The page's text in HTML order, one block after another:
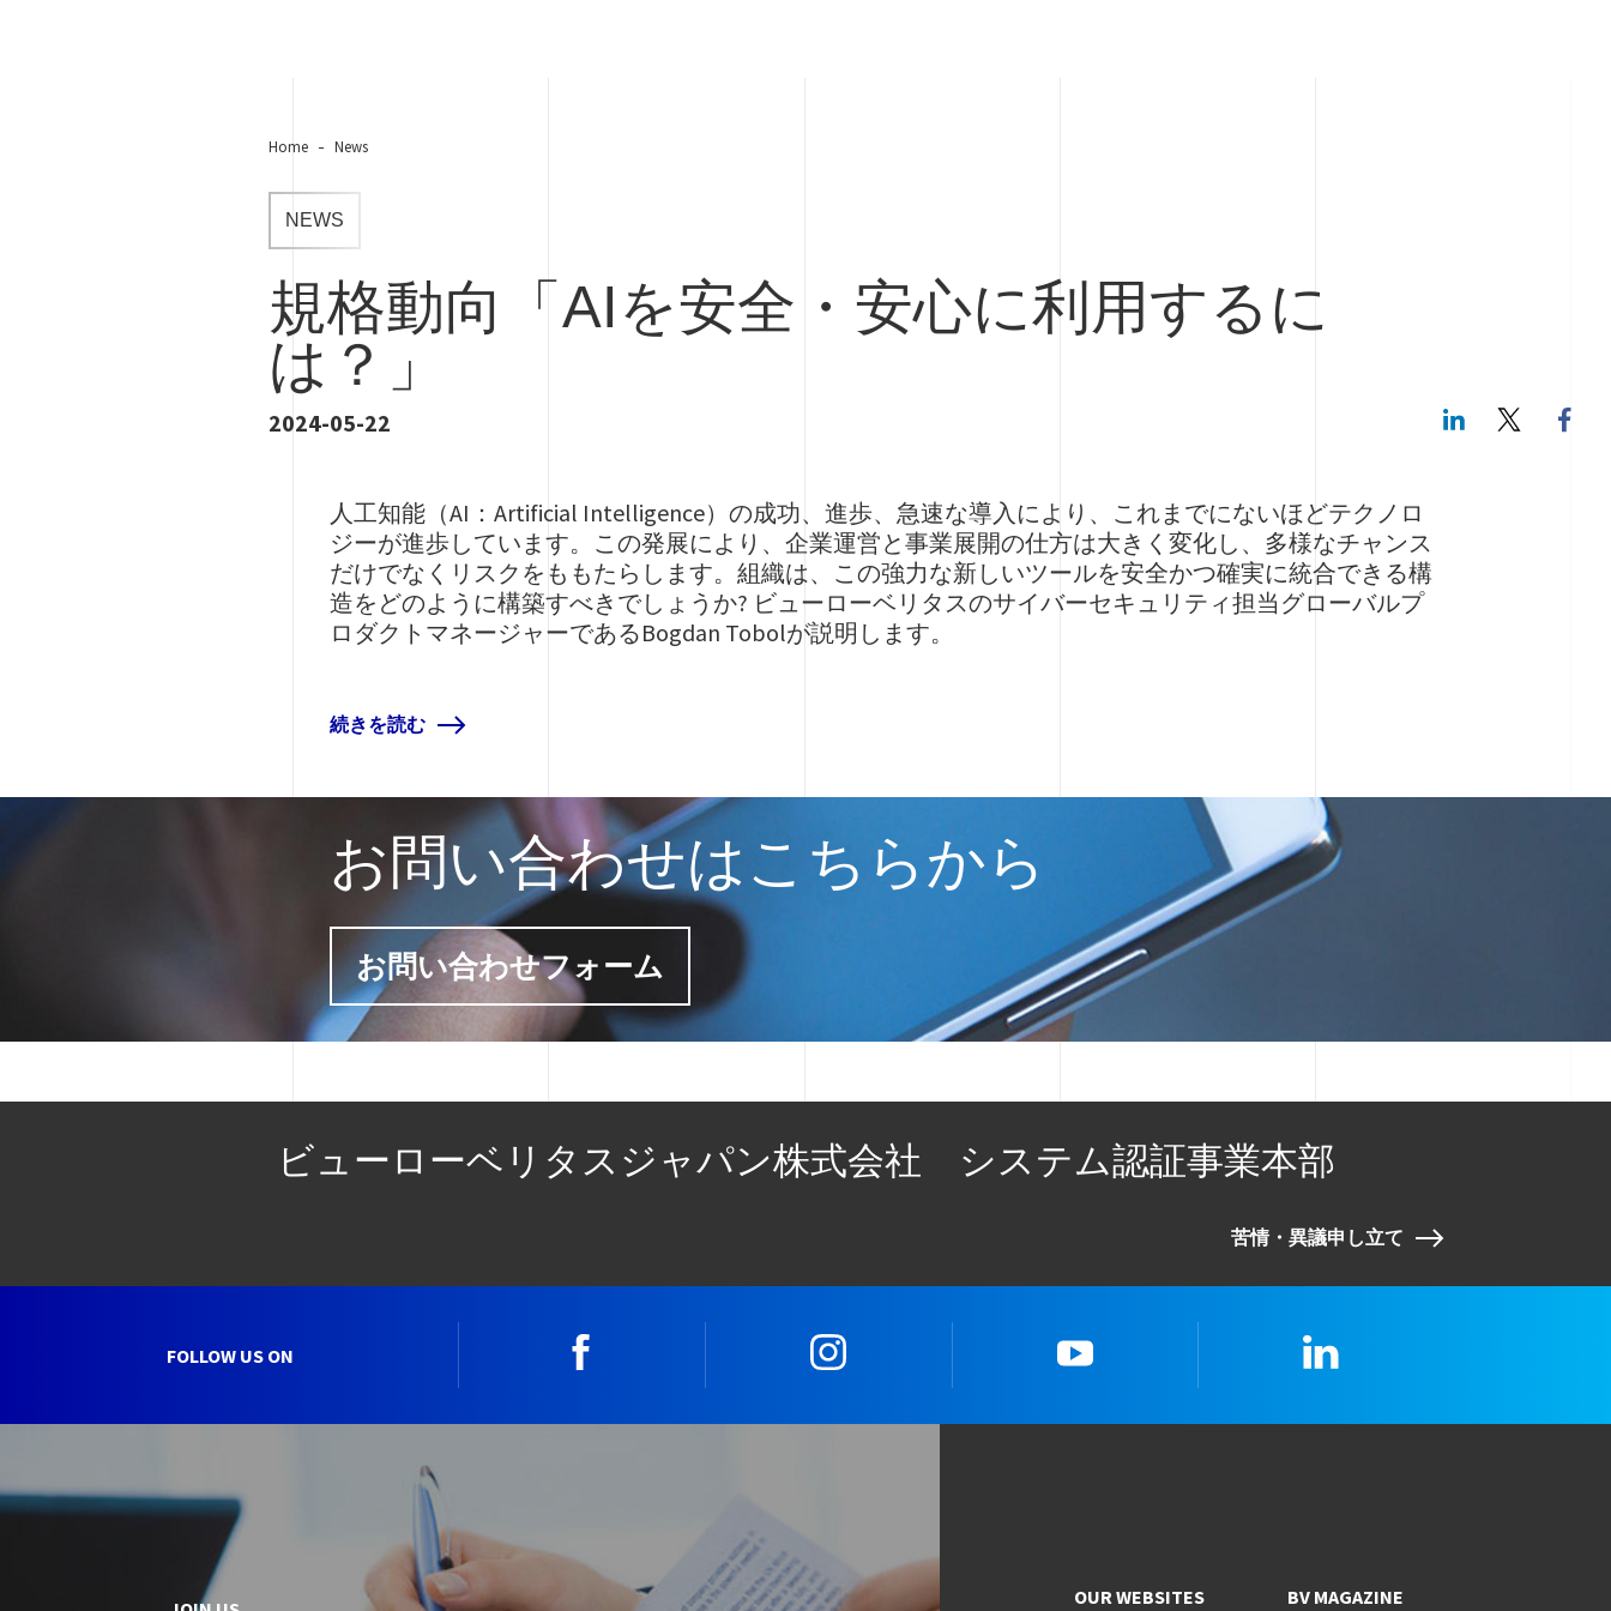
Home News
NEWS
規格動向「AIを安全・安心に利用するに
は？」
2024-05-22 LinkedIn
人工知能（AI：Artificial Intelligence）の成功、進歩、急速な導入により、これまでにないほどテクノロ
ジーが進歩しています。この発展により、企業運営と事業展開の仕方は大きく変化し、多様なチャンス
だけでなくリスクをももたらします。組織は、この強力な新しいツールを安全かつ確実に統合できる構
造をどのように構築すべきでしょうか? ビューローベリタスのサイバーセキュリティ担当グローバルプ
ロダクトマネージャーであるBogdan Tobolが説明します。
続きを読む
お問い合わせはこちらから
お問い合わせフォーム
ビューローベリタスジャパン株式会社 システム認証事業本部
苦情・異議申し立て
FOLLOW US ON
OUR WEBSITES BV MAGAZINE